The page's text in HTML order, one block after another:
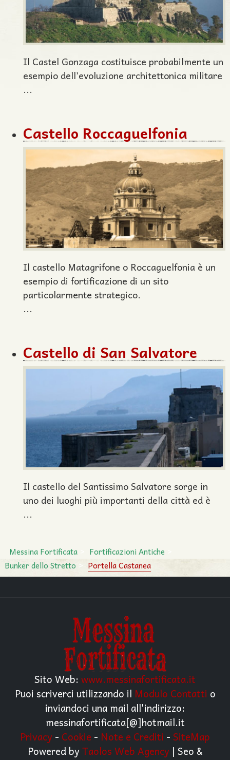
Il Castel Gonzaga costituisce probabilmente un
esempio dell’evoluzione architettonica militare
...
Castello Roccaguelfonia
Il castello Matagrifone o Roccaguelfonia è un
esempio di fortificazione di un sito
particolarmente strategico.
...
Castello di San Salvatore
Il castello del Santissimo Salvatore sorge in
uno dei luoghi più importanti della città ed è
...
Messina Fortificata
Fortificazioni Antiche
Bunker dello Stretto
Portella Castanea
Sito Web: www.messinafortificata.it
Puoi scriverci utilizzando il Modulo Contatti o
inviandoci una mail all'indirizzo:
messinafortificata[@]hotmail.it
Privacy - Cookie - Note e Crediti - SiteMap
Powered byTaolos Web Agency| Seo &